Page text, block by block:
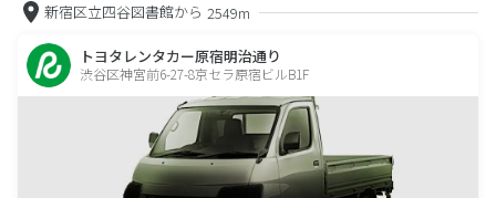
新宿区立四谷図書館から 2549m
トヨタレンタカー原宿明治通り
渋谷区神宮前6-27-8京セラ原宿ビルB1F